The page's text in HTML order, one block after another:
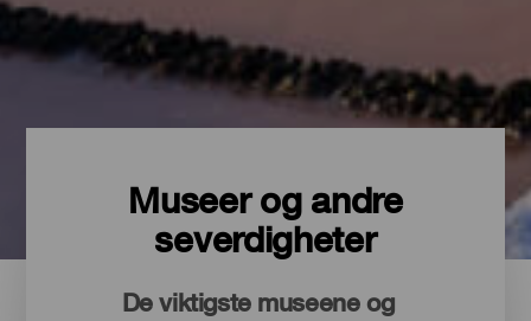
Museer og andre
severdigheter
De viktigste museene og